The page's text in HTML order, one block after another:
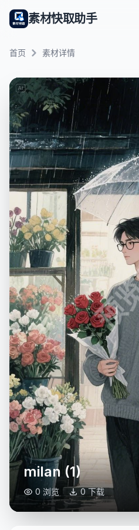
素材快取助手
首页 素材详情
预
milan (1)
0 浏览 0 下载